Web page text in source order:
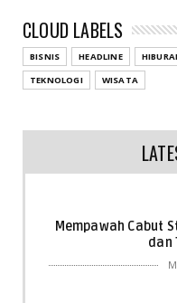
CLOUD LABELS
BISNIS HEADLINE
TEKNOLOGI
WISATA
Mempawah Cabut
dan